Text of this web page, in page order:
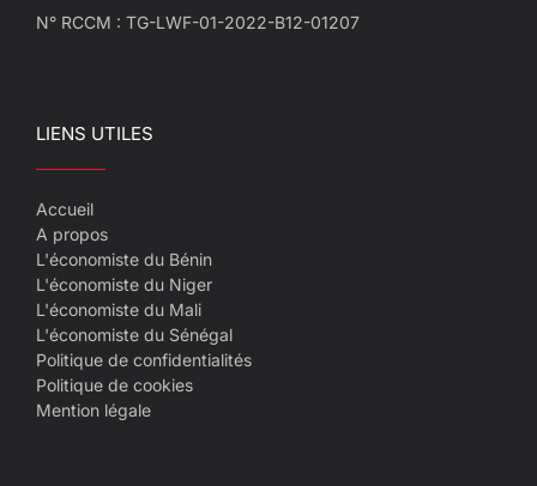
N° RCCM : TG-LWF-01-2022-B12-01207
LIENS UTILES
Accueil
A propos
L'économiste du Bénin
L'économiste du Niger
L'économiste du Mali
L'économiste du Sénégal
Politique de confidentialités
Politique de cookies
Mention légale